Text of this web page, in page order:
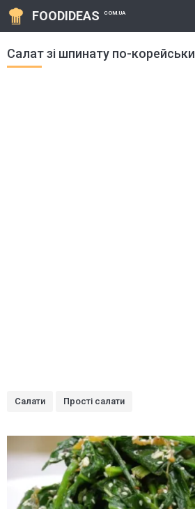
FOODIDEAS COM.UA
Салат зі шпинату по-корейськи
Салати Прості салати